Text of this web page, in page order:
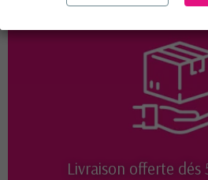
Livraison offerte dés